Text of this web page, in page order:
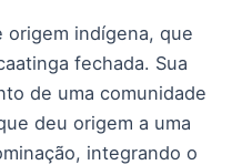
origem indígena, que
fechada. Sua
de uma comunidade
deu origem a uma
integrando o